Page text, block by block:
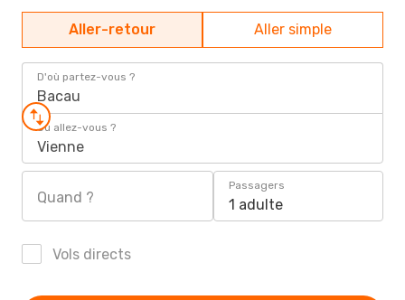
Aller-retour Aller simple
D'où partez-vous ?
Bacau
Où allez-vous ?
Vienne
Quand ?
Passagers
1 adulte
Vols directs